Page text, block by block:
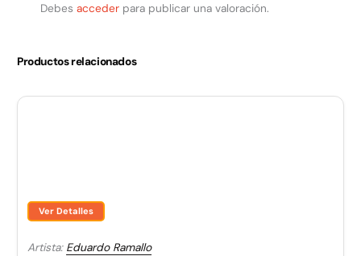
Debesacceder para publicar una valoración.
Productos relacionados
Ver Detalles
Artista: Eduardo Ramallo